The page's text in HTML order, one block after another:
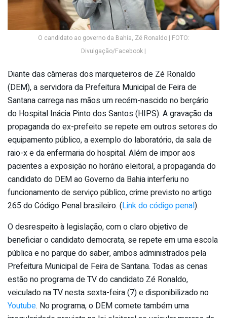
O candidato ao governo da Bahia, Zé Ronaldo | FOTO:
Divulgação/Facebook |
Diante das câmeras dos marqueteiros de Zé Ronaldo
(DEM), a servidora da Prefeitura Municipal de Feira de
Santana carrega nas mãos um recém-nascido no berçário
do Hospital Inácia Pinto dos Santos (HIPS). A gravação da
propaganda do ex-prefeito se repete em outros setores do
equipamento público, a exemplo do laboratório, da sala de
raio-x e da enfermaria do hospital. Além de impor aos
pacientes a exposição no horário eleitoral, a propaganda do
candidato do DEM ao Governo da Bahia interferiu no
funcionamento de serviço público, crime previsto no artigo
265 do Código Penal brasileiro. (Link do código penal).
O desrespeito à legislação, com o claro objetivo de
beneficiar o candidato democrata, se repete em uma escola
pública e no parque do saber, ambos administrados pela
Prefeitura Municipal de Feira de Santana. Todas as cenas
estão no programa de TV do candidato Zé Ronaldo,
veiculado na TV nesta sexta-feira (7) e disponibilizado no
Youtube. No programa, o DEM comete também uma